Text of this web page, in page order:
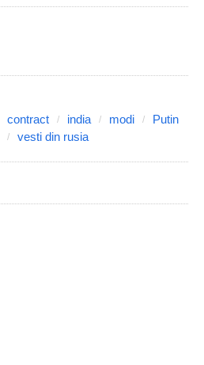
contract india modi
Putin
vesti din rusia